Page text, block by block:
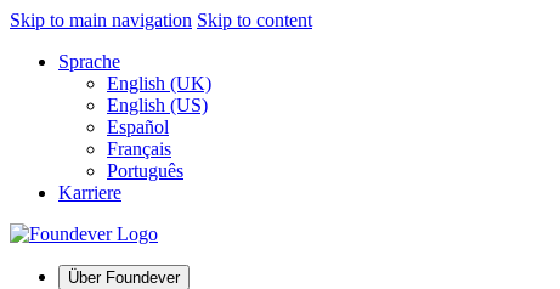
Skip to main navigation Skip to content
Sprache
English (UK)
English (US)
Español
Français
Português
Karriere
Über Foundever